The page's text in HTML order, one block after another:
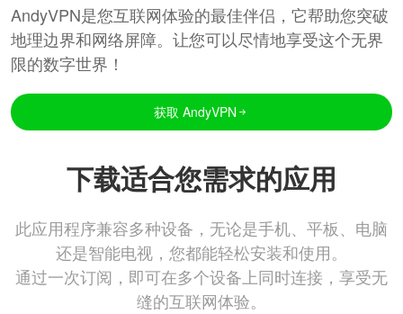
AndyVPN是您互联网体验的最佳伴侣，它帮助您突破
地理边界和网络屏障。让您可以尽情地享受这个无界
限的数字世界！
获取 AndyVPN
下载适合您需求的应用
此应用程序兼容多种设备，无论是手机、平板、电脑
还是智能电视，您都能轻松安装和使用。
通过一次订阅，即可在多个设备上同时连接，享受无
缝的互联网体验。